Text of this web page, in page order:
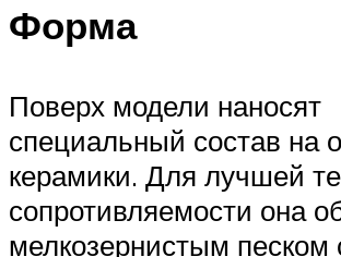
Форма
Поверх модели наносят
специальный состав на
керамики. Для лучшей
сопротивляемости она
мелкозернистым песком